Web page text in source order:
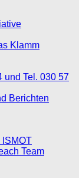
Klamm
und Tel. 030 57
Berichten
Team